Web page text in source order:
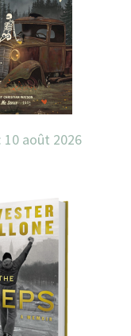
10 août 2026